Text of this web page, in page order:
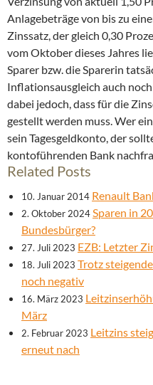
Anlagebeträge von bis zu
Zinssatz, der gleich 0,30
vom Oktober dieses Jahres
Sparer bzw. die Sparerin
Inflationsausgleich auch
dabei jedoch, dass für die
gestellt werden muss. Wer
sein Tagesgeldkonto, der
kontoführenden Bank
Related Posts
10. Januar 2014 Renault
2. Oktober 2024Sparen in
Bundesbürger?
27. Juli 2023 EZB: Letzter
18. Juli 2023 Trotz
noch negativ
16. März 2023
März
2. Februar 2023 Leitzins
erneut nach